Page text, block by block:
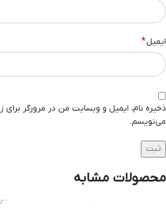
ایمیل*
ذخیره نام، ایمیل و وبسایت من در مرورگر برای
می‌نویسم.
محصولات مشابه